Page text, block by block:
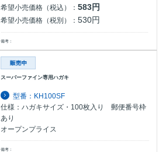
希望小売価格（税込）： 583円
希望小売価格（税別）： 530円
備考：
スーパーファイン専用ハガキ
型番：KH100SF
仕様：ハガキサイズ・100枚入り 郵便番号枠
あり
オープンプライス
備考：